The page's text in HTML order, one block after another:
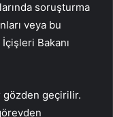
soruşturma
veya bu
Bakanı
gözden geçirilir.